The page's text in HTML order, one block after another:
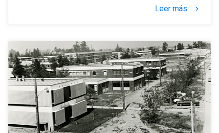
Leer más keyboard_arrow_right